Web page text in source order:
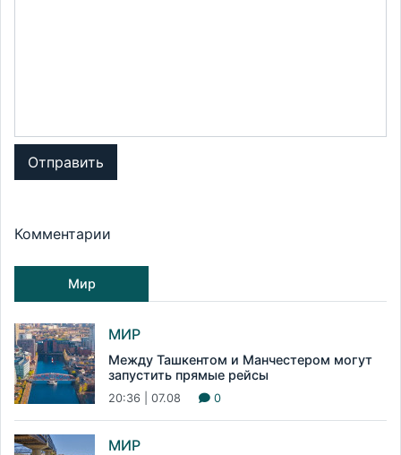
Отправить
Комментарии
Мир
МИР
Между Ташкентом и Манчестером могут
запустить прямые рейсы
20:36 | 07.08 0
МИР